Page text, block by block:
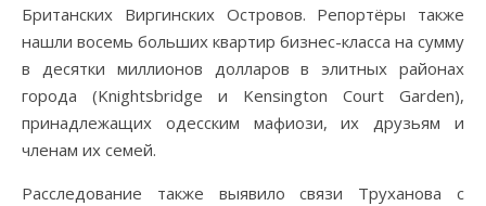
Британских Виргинских Островов. Репортёры также
нашли восемь больших квартир бизнес-класса на сумму
в десятки миллионов долларов в элитных районах
города (Knightsbridge и Kensington Court Garden),
принадлежащих одесским мафиози, их друзьям и
членам их семей.
Расследование также выявило связи Труханова с